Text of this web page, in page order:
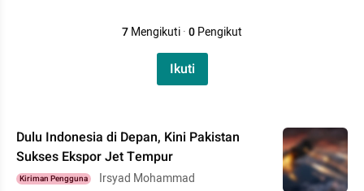
7Mengikuti·0Pengikut
Ikuti
Dulu Indonesia di Depan, Kini Pakistan
Sukses Ekspor Jet Tempur
Kiriman Pengguna Irsyad Mohammad